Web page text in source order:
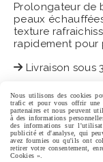
Prolongateur de
peaux
texture
rapidement pour
Livraison sous
Centre
Mentions
Nous utilisons des cookies
trafic et pour vous offrir une
partenaires et nous peuvent
à des informations
des informations sur
publicité et d'analyse, qui
avez fournies ou qu'ils ont
retirer votre consentement,
Cookies ».